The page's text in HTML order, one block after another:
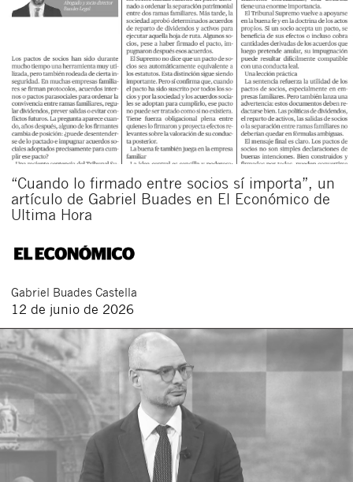
“Cuando lo firmado entre socios sí importa”, un
artículo de Gabriel Buades en El Económico de
Ultima Hora
Gabriel Buades Castella
12 de junio de 2026